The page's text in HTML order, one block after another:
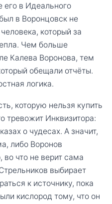
его в Идеального
в Воронцовск не
который за
Чем больше
Калева Воронова, тем
обещали отчёты.
логика.
которую нельзя купить
тревожит Инквизитора:
о чудесах. А значит,
либо Воронов
во что не верит сама
выбирает
к источнику, пока
кислород тому, что он